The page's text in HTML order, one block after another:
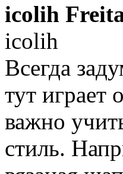
icolih
icolih
Всегда
тут
важно
стиль.